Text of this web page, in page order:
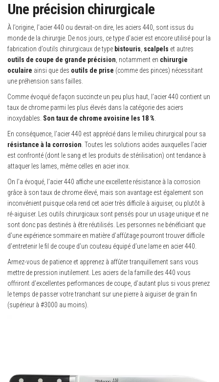
Une précision chirurgicale
À l’origine, l’acier 440 ou devrait-on dire, les aciers 440, sont issus du
monde de la chirurgie. De nos jours, ce type d’acier est encore utilisé pour la
fabrication d’outils chirurgicaux de type bistouris, scalpels et autres
outils de coupe de grande précision, notamment en chirurgie
oculaire ainsi que des outils de prise (comme des pinces) nécessitant
une préhension sans failles.
Comme évoqué de façon succincte un peu plus haut, l’acier 440 contient un
taux de chrome parmi les plus élevés dans la catégorie des aciers
inoxydables. Son taux de chrome avoisine les 18 %.
En conséquence, l’acier 440 est apprécié dans le milieu chirurgical pour sa
résistance à la corrosion. Toutes les solutions acides auxquelles l’acier
est confronté (dont le sang et les produits de stérilisation) ont tendance à
attaquer les lames, même celles en acier inox.
On l’a évoqué, l’acier 440 affiche une excellente résistance à la corrosion
grâce à son taux de chrome élevé, mais son avantage est également son
inconvénient puisque cela rend cet acier très difficile à aiguiser, ou plutôt à
ré-aiguiser. Les outils chirurgicaux sont pensés pour un usage unique et ne
sont donc pas destinés à être réutilisés. Les personnes ne bénéficiant que
d’une expérience sommaire en matière d’affûtage pourront trouver difficile
d’entretenir le fil de coupe d’un couteau équipé d’une lame en acier 440.
Armez-vous de patience et apprenez à affûter tranquillement sans vous
mettre de pression inutilement. Les aciers de la famille des 440 vous
offriront d’excellentes performances de coupe, d’autant plus si vous prenez
le temps de passer votre tranchant sur une pierre à aiguiser de grain fin
(supérieur à #3000 au moins).